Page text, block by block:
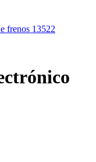
frenos 13522